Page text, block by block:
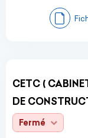
CETC (
DE
Fermé